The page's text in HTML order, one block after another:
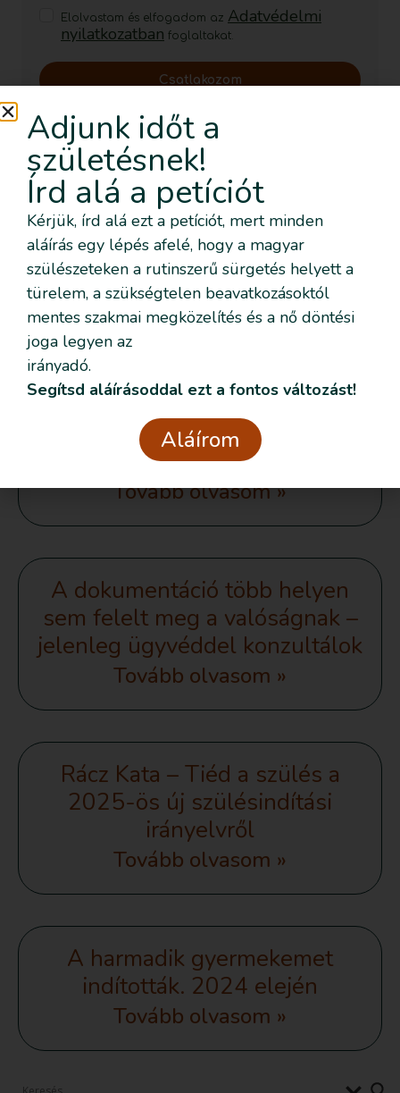
Elolvastam és elfogadom az Adatvédelmi
nyilatkozatban foglaltakat.
Csatlakozom
A rettegett „túl nagy babák”
Tovább olvasom »
A WHO ajánlásai a
szülésindításra vonatkozóan
Tovább olvasom »
Megtörtént a burokrepesztés –
a magzatvíz tiszta volt
Tovább olvasom »
A dokumentáció több helyen
sem felelt meg a valóságnak –
jelenleg ügyvéddel konzultálok
Tovább olvasom »
Rácz Kata – Tiéd a szülés a
2025-ös új szülésindítási
irányelvről
Tovább olvasom »
A harmadik gyermekemet
indították. 2024 elején
Tovább olvasom »
Adjunk időt a
születésnek!
Írd alá a petíciót
Kérjük, írd alá ezt a petíciót, mert minden
aláírás egy lépés afelé, hogy a magyar
szülészeteken a rutinszerű sürgetés helyett a
türelem, a szükségtelen beavatkozásoktól
mentes szakmai megközelítés és a nő döntési
joga legyen az
irányadó.
Segítsd aláírásoddal ezt a fontos változást!
Aláírom